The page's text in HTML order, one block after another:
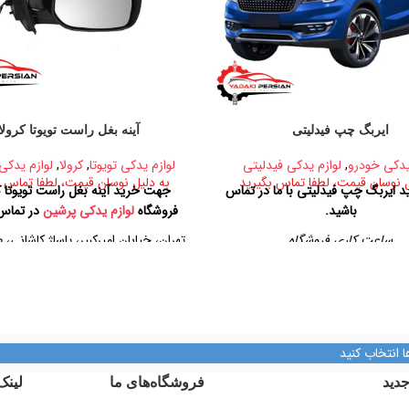
ایربگ چپ فیدلیتی
یدکی خودرو, لوازم یدکی فیدلیتی
نوسان قیمت، لطفا تماس بگیرید
ایربگ چپ فیدلیتی با ما در تماس
باشید.
ساعت کاری فروشگاه
امیرکبیر، پاساژ کاشانی، طبقه دوم،
پلاک ۳۲۹
آینه بغل راست تویوتا
لوازم یدکی تویوتا,کرولا, لوازم
به دلیل نوسان قیمت، لطفا تماس
جهت خرید آینه بغل راست تویوتا
فروشگاهلوازم یدکی پرشیندر
تهران، خیابان امیرکبیر، پاساژ
09128884461
انتخاب کنید
فروشگاه‌های ما